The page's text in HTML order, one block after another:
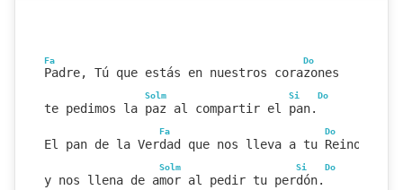
Fa Do
Padre, Tú que estás en nuestros corazones
Solm Si Do
te pedimos la paz al compartir el pan.
Fa Do
El pan de la Verdad que nos lleva a tu Reino
Solm Si Do
y nos llena de amor al pedir tu perdón.